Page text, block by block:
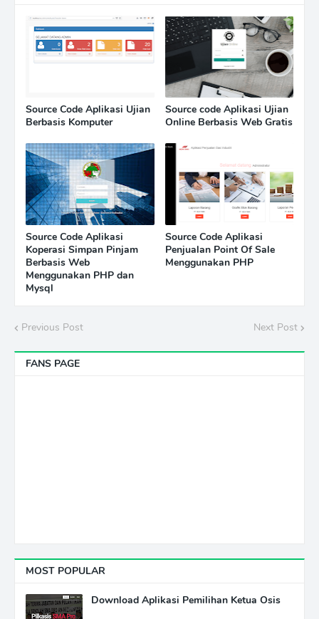
Source Code Aplikasi Ujian
Berbasis Komputer
Source code Aplikasi Ujian
Online Berbasis Web Gratis
Source Code Aplikasi
Koperasi Simpan Pinjam
Berbasis Web
Menggunakan PHP dan
Mysql
Source Code Aplikasi
Penjualan Point Of Sale
Menggunakan PHP
Previous Post Next Post
FANS PAGE
MOST POPULAR
Download Aplikasi Pemilihan Ketua Osis